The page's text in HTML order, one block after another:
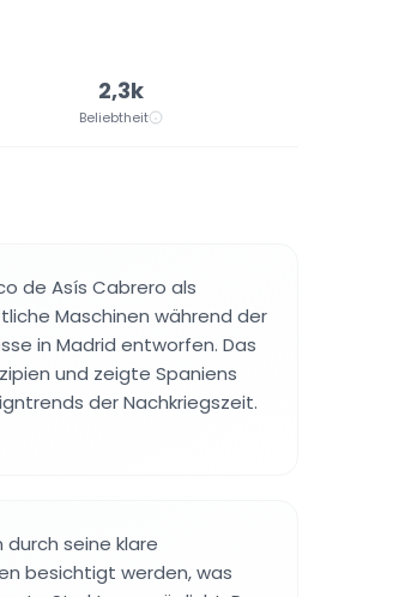
2,3k
Beliebtheit
de Asís Cabrero als
Maschinen während der
in Madrid entworfen. Das
und zeigte Spaniens
der Nachkriegszeit.
seine klare
besichtigt werden, was